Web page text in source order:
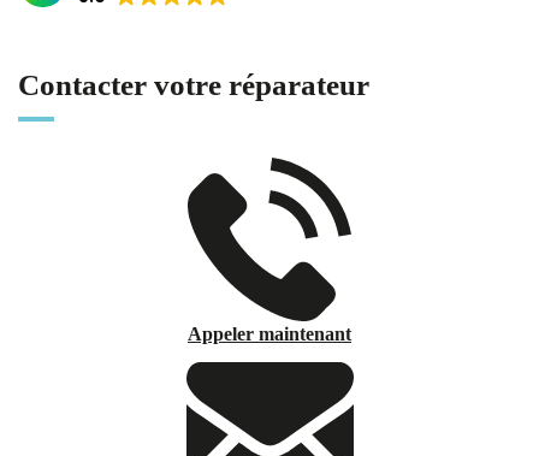
Contacter votre réparateur
Appeler maintenant